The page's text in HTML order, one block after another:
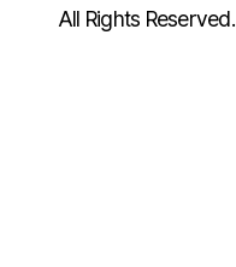
All Rights Reserved.